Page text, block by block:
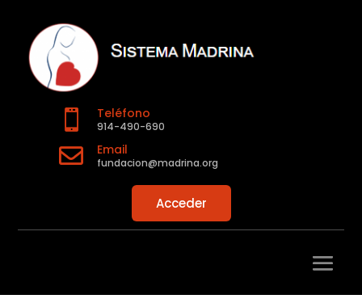
 Teléfono
914-490-690
 Email
fundacion@madrina.org
Acceder